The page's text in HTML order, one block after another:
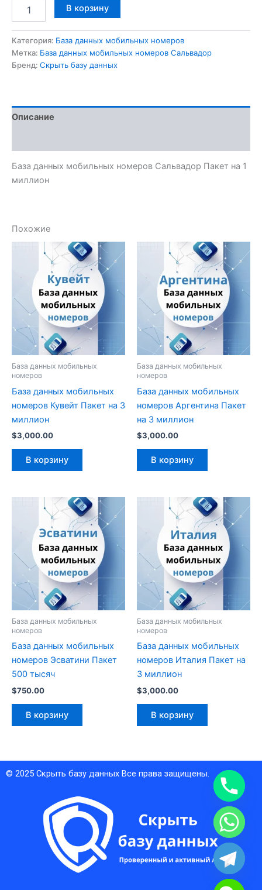
В корзину
Категория: База данных мобильных номеров
Метка: База данных мобильных номеров Сальвадор
Бренд: Скрыть базу данных
Описание
База данных мобильных номеров Сальвадор Пакет на 1
миллион
Похожие
База данных мобильных
номеров
База данных мобильных
номеров Кувейт Пакет на 3
миллион
$3,000.00
В корзину
База данных мобильных
номеров
База данных мобильных
номеров Аргентина Пакет
на 3 миллион
$3,000.00
В корзину
База данных мобильных
номеров
База данных мобильных
номеров Эсватини Пакет
500 тысяч
$750.00
В корзину
База данных мобильных
номеров
База данных мобильных
номеров Италия Пакет на
3 миллион
$3,000.00
В корзину
© 2025 Скрыть базу данных Все права защищены.